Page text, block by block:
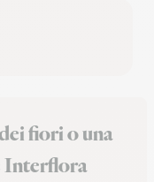
fiori o una
Interflora